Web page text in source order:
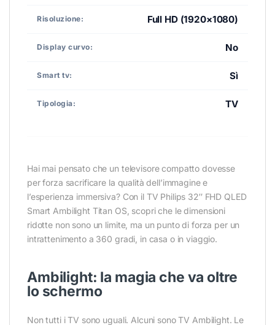
Risoluzione: Full HD (1920×1080)
Display curvo: No
Smart tv: Sì
Tipologia: TV
Hai mai pensato che un televisore compatto dovesse
per forza sacrificare la qualità dell’immagine e
l’esperienza immersiva? Con il TV Philips 32″ FHD QLED
Smart Ambilight Titan OS, scopri che le dimensioni
ridotte non sono un limite, ma un punto di forza per un
intrattenimento a 360 gradi, in casa o in viaggio.
Ambilight: la magia che va oltre
lo schermo
Non tutti i TV sono uguali. Alcuni sono TV Ambilight. Le